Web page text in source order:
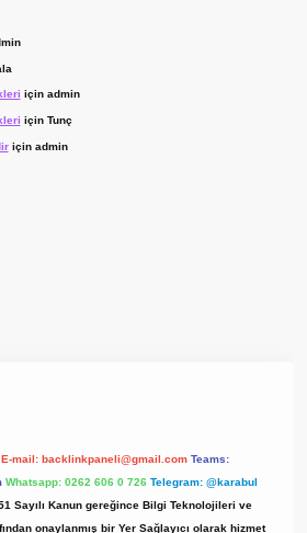
için admin
için Tunç
için admin
E-mail: backlinkpaneli@gmail.com Teams:
Whatsapp: 0262 606 0 726 Telegram: @karabul
Sayılı Kanun gereğince Bilgi Teknolojileri ve
onaylanmış bir Yer Sağlayıcı olarak hizmet